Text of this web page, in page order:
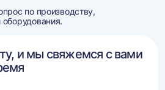
по производству,
и мы свяжемся с вами